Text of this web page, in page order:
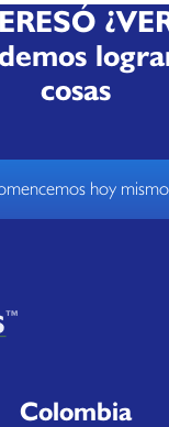
cosas
hoy mismo
Colombia